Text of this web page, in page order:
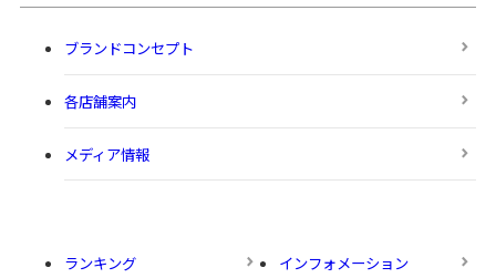
ブランドコンセプト
各店舗案内
メディア情報
ランキング インフォメーション